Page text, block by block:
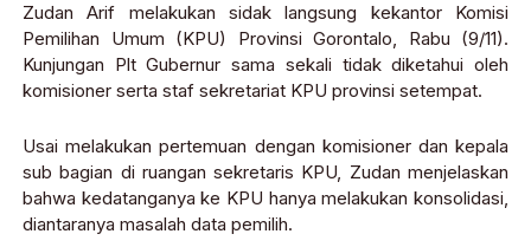
Zudan Arif melakukan sidak langsung kekantor Komisi
Pemilihan Umum (KPU) Provinsi Gorontalo, Rabu (9/11).
Kunjungan Plt Gubernur sama sekali tidak diketahui oleh
komisioner serta staf sekretariat KPU provinsi setempat.
Usai melakukan pertemuan dengan komisioner dan kepala
sub bagian di ruangan sekretaris KPU, Zudan menjelaskan
bahwa kedatanganya ke KPU hanya melakukan konsolidasi,
diantaranya masalah data pemilih.